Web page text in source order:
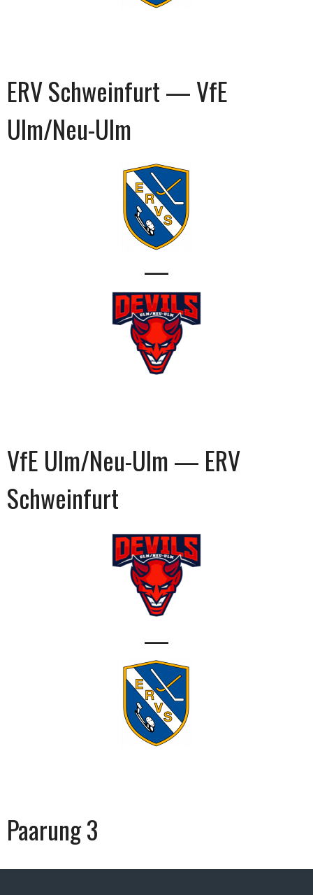
ERV Schweinfurt — VfE
Ulm/Neu-Ulm
—
VfE Ulm/Neu-Ulm — ERV
Schweinfurt
—
Paarung 3